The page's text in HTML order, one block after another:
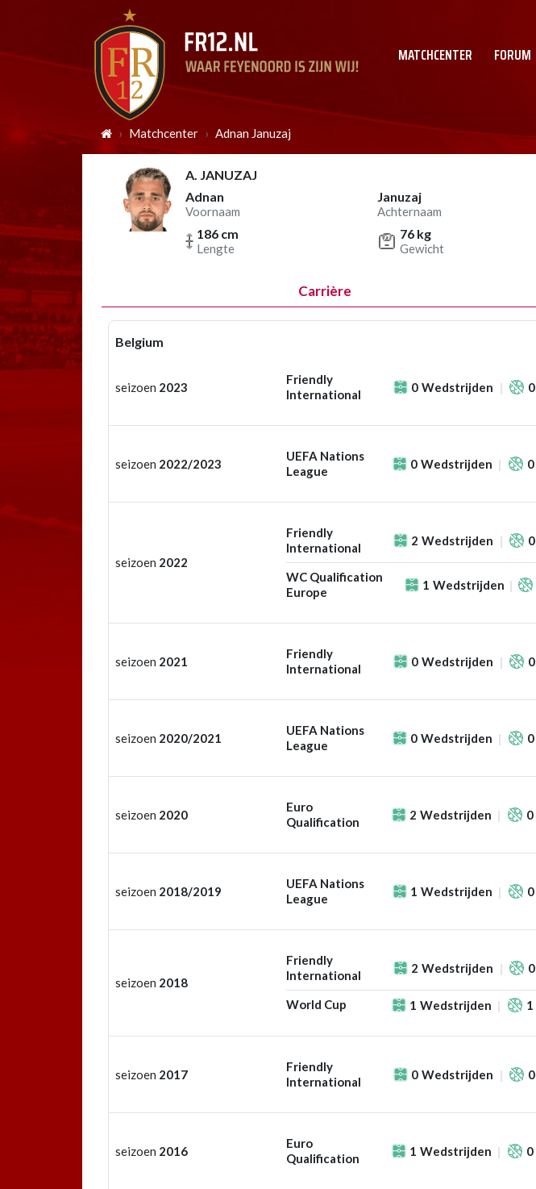
MATCHCENTER FORUM
Matchcenter Adnan Januzaj
A. JANUZAJ
Adnan
Voornaam
Januzaj
Achternaam
186 cm
Lengte
76 kg
Gewicht
Carrière
Belgium
seizoen 2023
Friendly
International
0 Wedstrijden 0
seizoen 2022/2023
UEFA Nations
League
0 Wedstrijden 0
seizoen 2022
Friendly
International
2 Wedstrijden 0
WC Qualification
Europe
1 Wedstrijden
seizoen 2021
Friendly
International
0 Wedstrijden 0
seizoen 2020/2021
UEFA Nations
League
0 Wedstrijden 0
seizoen 2020
Euro
Qualification
2 Wedstrijden 0
seizoen 2018/2019
UEFA Nations
League
1 Wedstrijden 0
seizoen 2018
Friendly
International
2 Wedstrijden 0
World Cup 1 Wedstrijden 1
seizoen 2017
Friendly
International
0 Wedstrijden 0
seizoen 2016
Euro
Qualification
1 Wedstrijden 0